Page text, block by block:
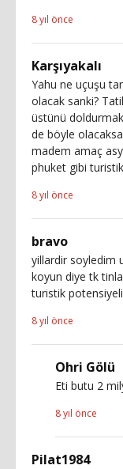
8 yıl önce
Karşıyakalı
Yahu ne uçuşu
olacak sanki?
üstünü
de böyle
madem amaç
phuket gibi
8 yıl önce
bravo
yillardir soyledim
koyun diye tk
turistik
8 yıl önce
Ohri Gölü
Eti butu 2
8 yıl önce
Pilat1984